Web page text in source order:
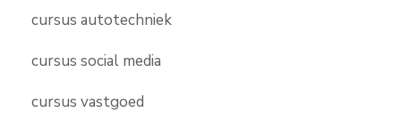
cursus autotechniek
cursus social media
cursus vastgoed